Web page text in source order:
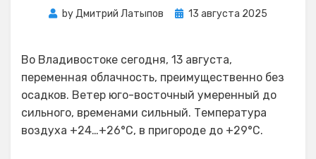
byДмитрий Латыпов
Posted
13 августа 2025
Во Владивостоке сегодня, 13 августа,
переменная облачность, преимущественно без
осадков. Ветер юго-восточный умеренный до
сильного, временами сильный. Температура
воздуха +24…+26°C, в пригороде до +29°C.